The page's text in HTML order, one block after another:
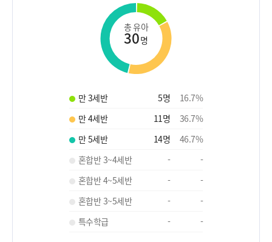
총 유아
30명
만 3세반 5명 16.7%
만 4세반
11명 36.7%
만 5세반
14명 46.7%
혼합반 3~4세반
-
-
혼합반 4~5세반
-
-
혼합반 3~5세반
-
-
특수학급
- -